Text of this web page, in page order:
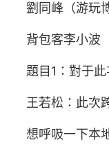
劉同峰（游玩
背包客李小波
題目1：對于
王若松：此次
想呼吸一下本